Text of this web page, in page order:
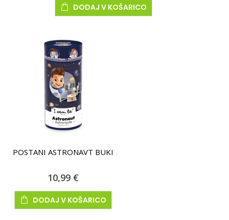
DODAJ V KOŠARICO
POSTANI ASTRONAVT BUKI
10,99 €
DODAJ V KOŠARICO